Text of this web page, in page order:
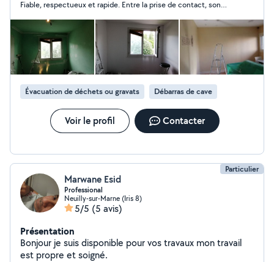
Fiable, respectueux et rapide. Entre la prise de contact, son
de 40m.
Évacuation de déchets ou gravats Débarras de cave
Voir le profil Contacter
Particulier
Marwane Esid
Professional
Neuilly-sur-Marne (Iris 8)
5/5 (5 avis)
Présentation
Bonjour je suis disponible pour vos travaux mon travail
est propre et soigné.